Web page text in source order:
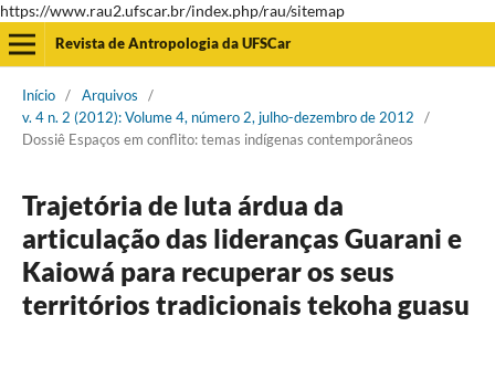
https://www.rau2.ufscar.br/index.php/rau/sitemap
Revista de Antropologia da UFSCar
Início / Arquivos
/
v. 4 n. 2 (2012): Volume 4, número 2, julho-dezembro de 2012
/
Dossiê Espaços em conflito: temas indígenas contemporâneos
Trajetória de luta árdua da
articulação das lideranças Guarani e
Kaiowá para recuperar os seus
territórios tradicionais tekoha guasu